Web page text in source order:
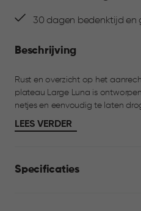
30 dagen bedenktijd en
Beschrijving
Rust en overzicht op het
plateau Large Luna is
netjes en eenvoudig te laten drogen. Het ruime rek
aan borden, glazen en bestek,
afdruiprek overtollig water
LEES VERDER
Specificaties